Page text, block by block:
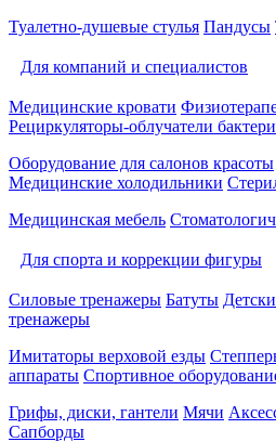
Туалетно-душевые стулья Пандусы
Для компаний и специалистов
Медицинские кровати
Рециркуляторы-облучатели
Оборудование для салонов красоты
Медицинские холодильники
Медицинская мебель
Для спорта и коррекции фигуры
Силовые тренажеры Батуты
тренажеры
Имитаторы верховой езды
аппараты Спортивное
Грифы, диски, гантели Мячи
Сапборды